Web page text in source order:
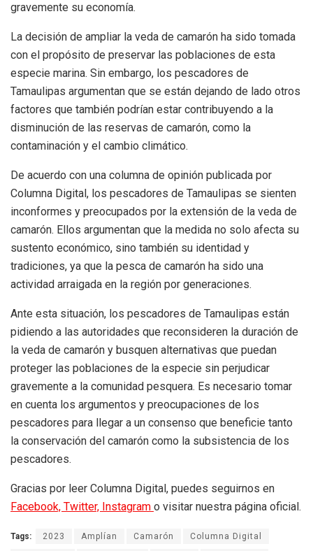
gravemente su economía.
La decisión de ampliar la veda de camarón ha sido tomada
con el propósito de preservar las poblaciones de esta
especie marina. Sin embargo, los pescadores de
Tamaulipas argumentan que se están dejando de lado otros
factores que también podrían estar contribuyendo a la
disminución de las reservas de camarón, como la
contaminación y el cambio climático.
De acuerdo con una columna de opinión publicada por
Columna Digital, los pescadores de Tamaulipas se sienten
inconformes y preocupados por la extensión de la veda de
camarón. Ellos argumentan que la medida no solo afecta su
sustento económico, sino también su identidad y
tradiciones, ya que la pesca de camarón ha sido una
actividad arraigada en la región por generaciones.
Ante esta situación, los pescadores de Tamaulipas están
pidiendo a las autoridades que reconsideren la duración de
la veda de camarón y busquen alternativas que puedan
proteger las poblaciones de la especie sin perjudicar
gravemente a la comunidad pesquera. Es necesario tomar
en cuenta los argumentos y preocupaciones de los
pescadores para llegar a un consenso que beneficie tanto
la conservación del camarón como la subsistencia de los
pescadores.
Gracias por leer Columna Digital, puedes seguirnos en
Facebook, Twitter, Instagram o visitar nuestra página oficial.
Tags: 2023 Amplían Camarón Columna Digital